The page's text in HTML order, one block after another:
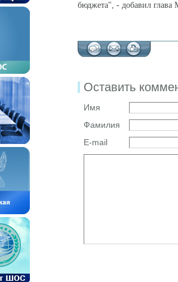
бюджета", - добавил
Оставить
Имя
Фамилия
E-mail